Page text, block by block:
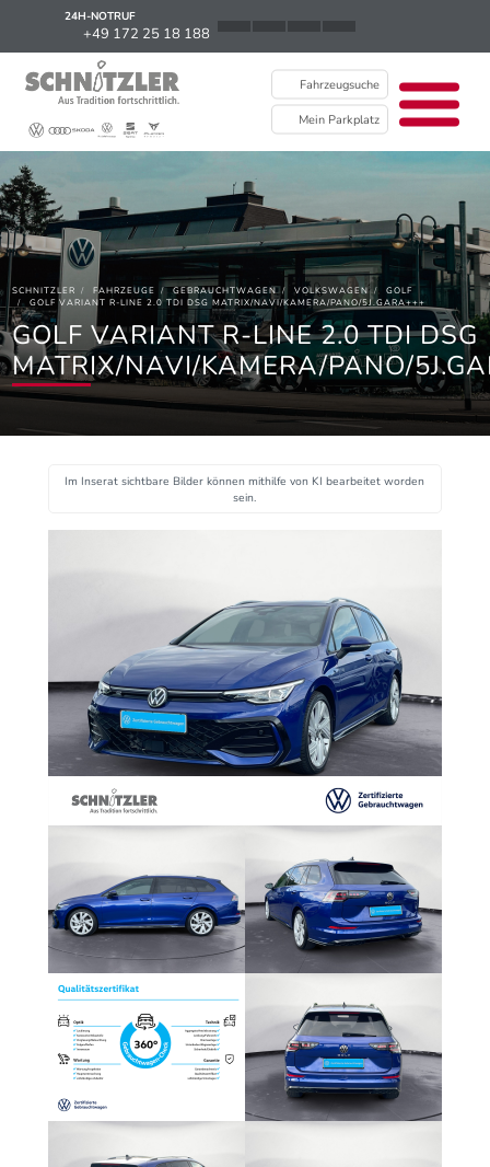
24H-NOTRUF
+49 172 25 18 188
Fahrzeugsuche
Mein Parkplatz
News
Kontakt / Standorte
Über uns
Newsletter
EU Data Act
SCHNITZLER FAHRZEUGE GEBRAUCHTWAGEN VOLKSWAGEN
GOLF
GOLF VARIANT R-LINE 2.0 TDI DSG MATRIX/NAVI/KAMERA/PANO/5J.GARA+++
GOLF VARIANT R-LINE 2.0 TDI DSG
MATRIX/NAVI/KAMERA/PANO/
Im Inserat sichtbare Bilder können mithilfe von KI bearbeitet worden
sein.